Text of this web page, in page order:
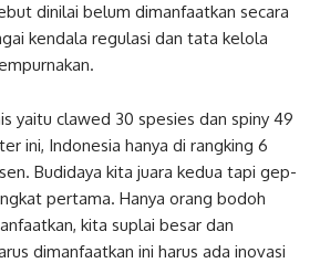
dinilai belum dimanfaatkan secara
kendala regulasi dan tata kelola
yaitu clawed 30 spesies dan spiny 49
ini, Indonesia hanya di rangking 6
Budidaya kita juara kedua tapi gep-
pertama. Hanya orang bodoh
kita suplai besar dan
dimanfaatkan ini harus ada inovasi